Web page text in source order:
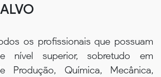
os profissionais que possuam
nível superior, sobretudo em
Produção, Química, Mecânica,